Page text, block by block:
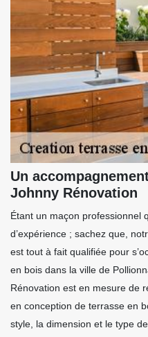
Un
Johnny Rénovation
Étant un maçon professionnel
d’expérience ; sachez que,
est tout à fait qualifiée pour
en bois dans la ville de
Rénovation est en mesure de
en conception de terrasse en
style, la dimension et le type